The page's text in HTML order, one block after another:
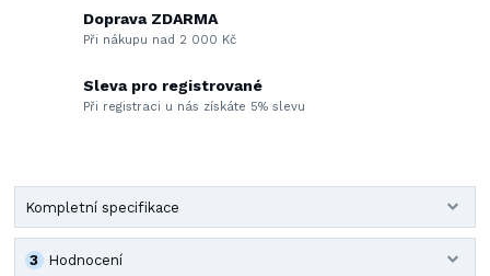
Doprava ZDARMA
Při nákupu nad 2 000 Kč
Sleva pro registrované
Při registraci u nás získáte 5% slevu
Kompletní specifikace
Hodnocení
3